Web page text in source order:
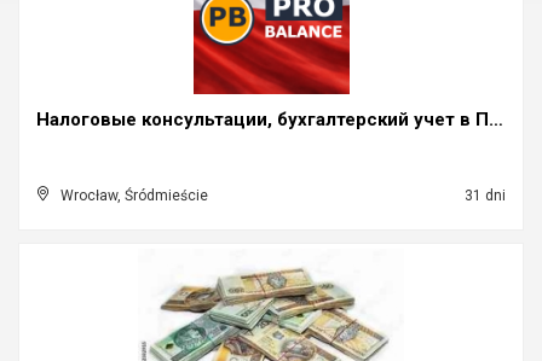
Налоговые консультации, бухгалтерский учет в Польш...
Wrocław, Śródmieście 31 dni